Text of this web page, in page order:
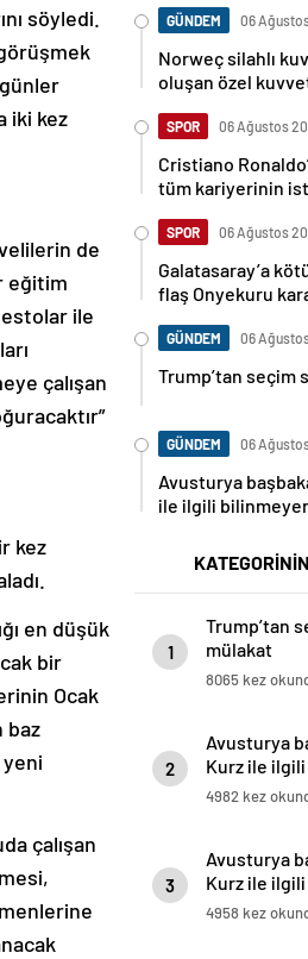
söyledi.
iki kez
de
eğitim
ile
çalışan
kez
en düşük
bir
Ocak
baz
çalışan
GÜNDEM 06
Norweç silahlı
oluşan özel
SPOR 06 Ağustos
Cristiano
tüm kariyerinin
SPOR 06 Ağustos
Galatasaray’a
flaş Onyekuru
GÜNDEM 06
Trump’tan seçim
GÜNDEM 06
Avusturya
ile ilgili
1
Trump’tan
mülakat
8065 kez
2
Avusturya
Kurz ile
4982 kez
3
Avusturya
Kurz ile
4958 kez